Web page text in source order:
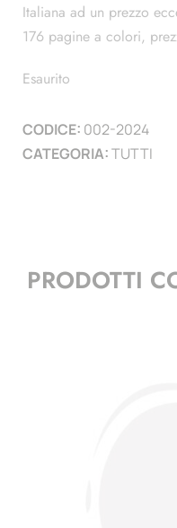
Italiana ad un prezzo
176 pagine a colori,
Esaurito
CODICE: 002-2024
CATEGORIA:TUTTI
PRODOTTI